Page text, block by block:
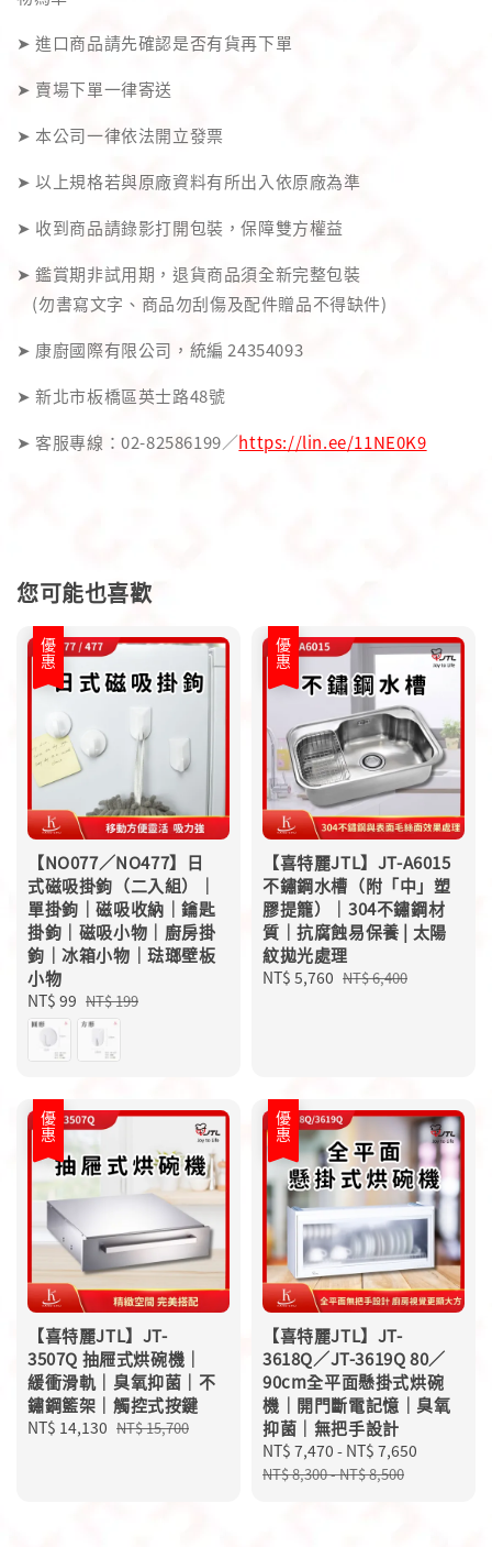
➤ 進口商品請先確認是否有貨再下單
➤ 賣場下單一律寄送
➤ 本公司一律依法開立發票
➤ 以上規格若與原廠資料有所出入依原廠為準
➤ 收到商品請錄影打開包裝，保障雙方權益
➤ 鑑賞期非試用期，退貨商品須全新完整包裝
(勿書寫文字、商品勿刮傷及配件贈品不得缺件)
➤ 康廚國際有限公司，統編 24354093
➤ 新北市板橋區英士路48號
➤ 客服專線：02-82586199／https://lin.ee/11NE0K9
您可能也喜歡
優惠
【NO077／NO477】日
式磁吸掛鉤（二入組）｜
單掛鉤｜磁吸收納｜鑰匙
掛鉤｜磁吸小物｜廚房掛
鉤｜冰箱小物｜琺瑯壁板
小物
Sale
price
NT$ 99 Regular
price
NT$ 199
優惠
【喜特麗JTL】JT-A6015
不鏽鋼水槽（附「中」塑
膠提籠）｜304不鏽鋼材
質｜抗腐蝕易保養 | 太陽
紋拋光處理
Sale
NT$ 5,760 Regular
NT$ 6,400
優惠
【喜特麗JTL】JT-
3507Q 抽屜式烘碗機｜
緩衝滑軌｜臭氧抑菌｜不
鏽鋼籃架｜觸控式按鍵
Sale
NT$ 14,130 Regular
NT$ 15,700
優惠
【喜特麗JTL】JT-
3618Q／JT-3619Q 80／
90cm全平面懸掛式烘碗
機｜開門斷電記憶｜臭氧
抑菌｜無把手設計
Sale
price
NT$ 7,470 - NT$ 7,650
NT$ 8,300-NT$ 8,500